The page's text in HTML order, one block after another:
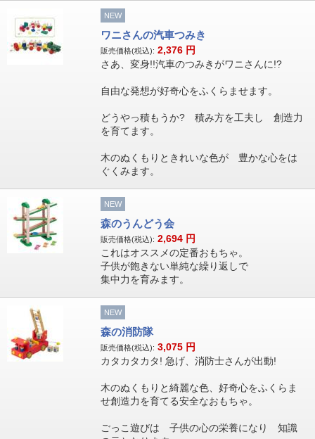
NEW
ワニさんの汽車つみき
販売価格(税込): 2,376 円
さあ、変身!!汽車のつみきがワニさんに!?
自由な発想が好奇心をふくらませます。
どうやっ積もうか? 積み方を工夫し 創造力
を育てます。
木のぬくもりときれいな色が 豊かな心をは
ぐくみます。
NEW
森のうんどう会
販売価格(税込): 2,694 円
これはオススメの定番おもちゃ。
子供が飽きない単純な繰り返しで
集中力を育みます。
NEW
森の消防隊
販売価格(税込): 3,075 円
カタカタカタ! 急げ、消防士さんが出動!
木のぬくもりと綺麗な色、好奇心をふくらま
せ創造力を育てる安全なおもちゃ。
ごっこ遊びは 子供の心の栄養になり 知識